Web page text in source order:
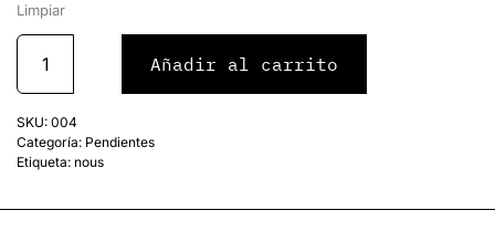
Limpiar
Añadir al carrito
SKU: 004
Categoría: Pendientes
Etiqueta: nous